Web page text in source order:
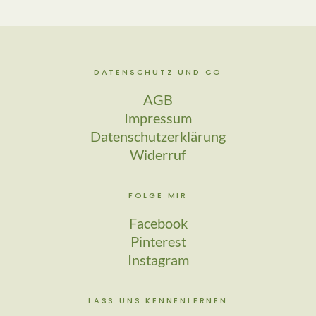
DATENSCHUTZ UND CO
AGB
Impressum
Datenschutzerklärung
Widerruf
FOLGE MIR
Facebook
Pinterest
Instagram
LASS UNS KENNENLERNEN